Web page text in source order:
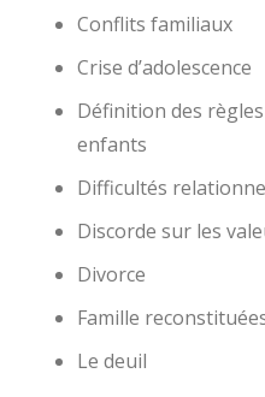
Conflits familiaux
Crise d’adolescence
Définition des
enfants
Difficultés
Discorde sur les
Divorce
Famille
Le deuil